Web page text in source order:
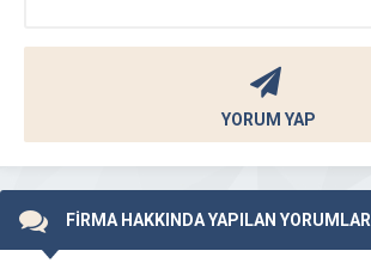
YORUM YAP
FİRMA HAKKINDA YAPILAN YORUMLAR